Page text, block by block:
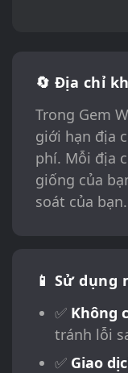
🔄 Địa chỉ
Trong Gem
giới hạn địa
phí. Mỗi địa
giống của
soát của bạn.
📱 Sử dụng
✅ Không
tránh lỗi
✅ Giao